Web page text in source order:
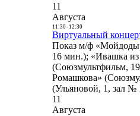
11
Августа
11:30- 12:30
Виртуальный
Показ м/ф
16 мин.); «Ивашка
(Союзмультфильм,
Ромашкова»
(Ульяновой, 1, зал №
11
Августа